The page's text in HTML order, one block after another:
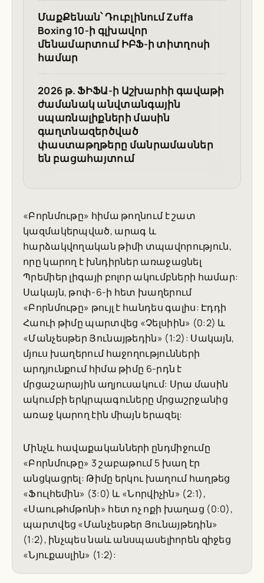
ՄաքՔենան՝ Դուբլինում Zuffa
Boxing 10-ի գլխավոր
մենամարտում ԻԲՖ-ի տիտղոսի
համար
2026 թ. ՖԻՖԱ-ի Աշխարհի գավաթի
ժամանակ անվտանգային
սպառնալիքների մասին
գաղտնազերծված
փաստաթղթերը մանրամասներ
են բացահայտում
«Բորնմութը» հիմա թողնում է շատ
կազմակերպված, արագ և
հարձակվողական թիմի տպավորություն,
որը կարող է խնդիրներ առաջացնել
Պրեմիեր լիգայի բոլոր ակումբների համար:
Սակայն, թոփ-6-ի հետ խաղերում
«Բորնմութը» թույլ է հանդես գալիս: Էդդի
Հաուի թիմը պարտվեց «Չելսիին» (0:2) և
«Մանչեսթեր Յունայթեդին» (1:2): Սակայն,
մյուս խաղերում հաջողությունների
արդյունքում հիմա թիմը 6-րդն է
մրցաշարային աղյուսակում: Սրա մասին
ակումբի երկրպագուները մրցաշրջանից
առաջ կարող էին միայն երազել:
Մինչև հավաքականների ընդմիջումը
«Բորնմութը» 3 շաբաթում 5 խաղ էր
անցկացրել: Թիմը երկու խաղում հաղթեց
«Ֆուլհեմին» (3:0) և «Նորվիչին» (2:1),
«Սաութհմթոնի» հետ ոչ ոքի խաղաց (0:0),
պարտվեց «Մանչեսթեր Յունայթեդին»
(1:2), ինչպես նաև անսպասելիորեն զիջեց
«Նյուքասլին» (1:2):